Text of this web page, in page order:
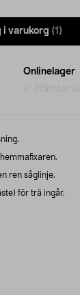
i varukorg (1)
Onlinelager
ren såglinje.
för trä ingår.